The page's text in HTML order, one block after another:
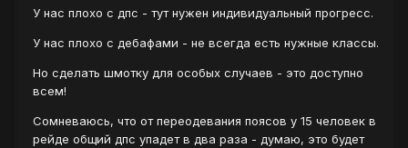
У нас плохо с дпс - тут нужен индивидуальный прогресс.
У нас плохо с дебафами - не всегда есть нужные классы.
Но сделать шмотку для особых случаев - это доступно
всем!
Сомневаюсь, что от переодевания поясов у 15 человек в
рейде общий дпс упадет в два раза - думаю, это будет